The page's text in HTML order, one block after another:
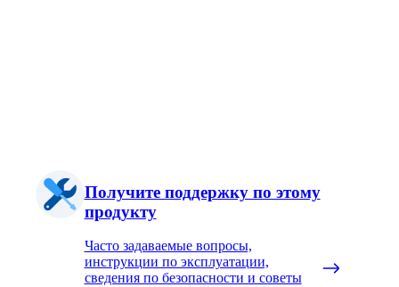
Получите поддержку по этому
продукту
Часто задаваемые вопросы,
инструкции по эксплуатации,
сведения по безопасности и советы